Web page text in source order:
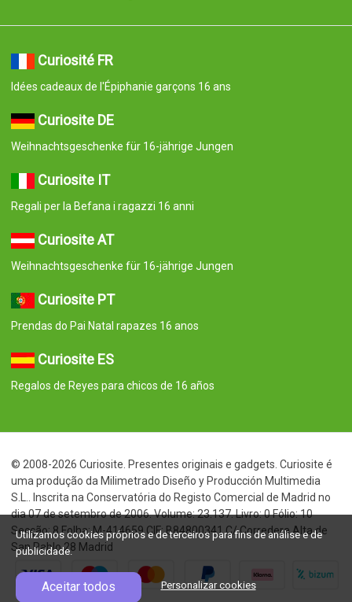
Curiosité FR
Idées cadeaux de l'Épiphanie garçons 16 ans
Curiosite DE
Weihnachtsgeschenke für 16-jährige Jungen
Curiosite IT
Regali per la Befana i ragazzi 16 anni
Curiosite AT
Weihnachtsgeschenke für 16-jährige Jungen
Curiosite PT
Prendas do Pai Natal rapazes 16 anos
Curiosite ES
Regalos de Reyes para chicos de 16 años
© 2008-2026 Curiosite. Presentes originais e gadgets. Curiosite é
uma produção da Milimetrado Diseño y Producción Multimedia
S.L.. Inscrita na Conservatória do Registo Comercial de Madrid no
dia 07 de setembro de 2006. Volume: 23.137. Livro: 0 Fólio: 10
Secção: 8 Folha: M-414659 CIF: B84800341 C/ Corredera Alta de
San Pablo 28 Madrid
Utilizamos cookies próprios e de terceiros para fins de análise e de
publicidade.
Aceitar todos Personalizar cookies